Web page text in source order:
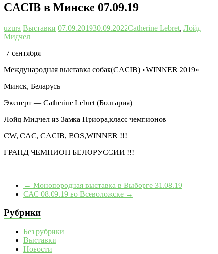
CACIB в Минске 07.09.19
uzura Выставки 07.09.201930.09.2022Catherine Lebret, Лойд
Мидчел
7 сентября
Международная выставка собак(CACIB) «WINNER 2019»
Минск, Беларусь
Эксперт — Catherine Lebret (Болгария)
Лойд Мидчел из Замка Приора,класс чемпионов
CW, CAC, CACIB, BOS,WINNER !!!
ГРАНД ЧЕМПИОН БЕЛОРУССИИ !!!
← Монопородная выставка в Выборге 31.08.19
САС 08.09.19 во Всеволожске →
Рубрики
Без рубрики
Выставки
Новости